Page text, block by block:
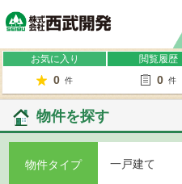
お気に入り
0 件
閲覧履歴
0 件
物件を探す
物件タイプ 一戸建て